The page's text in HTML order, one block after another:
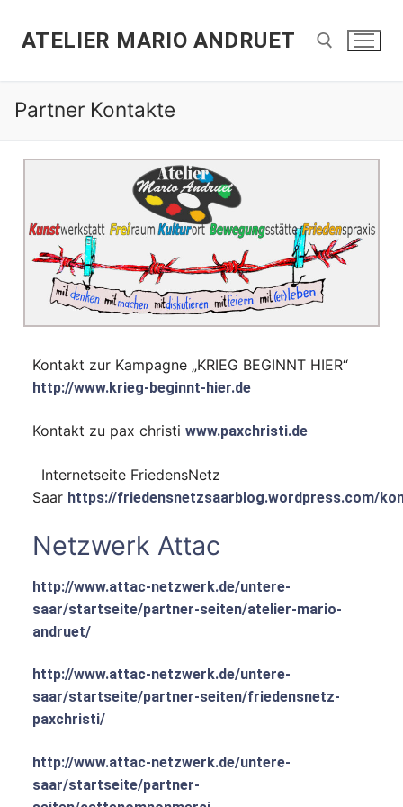
ATELIER MARIO ANDRUET
Partner Kontakte
Kontakt zur Kampagne „KRIEG BEGINNT HIER“
http://www.krieg-beginnt-hier.de
Kontakt zu pax christi www.paxchristi.de
Internetseite FriedensNetz
Saar https://friedensnetzsaarblog.wordpress.com/
Netzwerk Attac
http://www.attac-netzwerk.de/untere-
saar/startseite/partner-seiten/atelier-mario-
andruet/
http://www.attac-netzwerk.de/untere-
saar/startseite/partner-seiten/friedensnetz-
paxchristi/
http://www.attac-netzwerk.de/untere-
saar/startseite/partner-